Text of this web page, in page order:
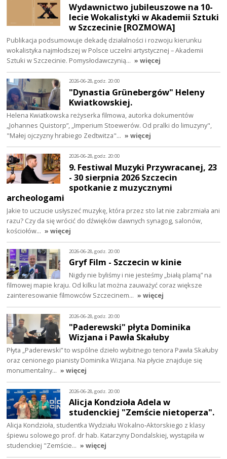
Wydawnictwo jubileuszowe na 10-
lecie Wokalistyki w Akademii Sztuki
w Szczecinie [ROZMOWA]
Publikacja podsumowuje dekadę działalności i rozwoju kierunku
wokalistyka najmłodszej w Polsce uczelni artystycznej – Akademii
Sztuki w Szczecinie. Pomysłodawczynią… » więcej
2026-06-28, godz. 20:00
"Dynastia Grünebergów" Heleny
Kwiatkowskiej.
Helena Kwiatkowska reżyserka filmowa, autorka dokumentów
„Johannes Quistorp”, „Imperium Stoewerów. Od pralki do limuzyny",
"Małej ojczyzny hrabiego Zedtwitza"… » więcej
2026-06-28, godz. 20:00
9. Festiwal Muzyki Przywracanej, 23
- 30 sierpnia 2026 Szczecin
spotkanie z muzycznymi
archeologami
Jakie to uczucie usłyszeć muzykę, która przez sto lat nie zabrzmiała ani
razu? Czy da się wrócić do dźwięków dawnych synagog, salonów,
kościołów… » więcej
2026-06-28, godz. 20:00
Gryf Film - Szczecin w kinie
Nigdy nie byliśmy i nie jesteśmy „białą plamą” na
filmowej mapie kraju. Od kilku lat można zauważyć coraz większe
zainteresowanie filmowców Szczecinem… » więcej
2026-06-28, godz. 20:00
"Paderewski" płyta Dominika
Wizjana i Pawła Skałuby
Płyta „Paderewski” to wspólne dzieło wybitnego tenora Pawła Skałuby
oraz cenionego pianisty Dominika Wizjana. Na płycie znajduje się
monumentalny… » więcej
2026-06-28, godz. 20:00
Alicja Kondzioła Adela w
studenckiej "Zemście nietoperza".
Alicja Kondzioła, studentka Wydziału Wokalno‑Aktorskiego z klasy
śpiewu solowego prof. dr hab. Katarzyny Dondalskiej, wystąpiła w
studenckiej "Zemście… » więcej